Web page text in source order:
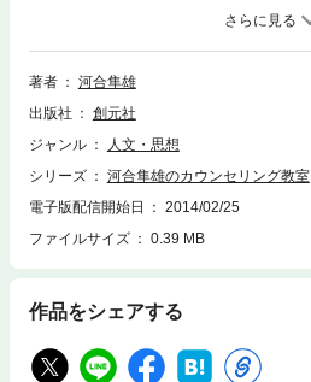
著者
河合隼雄
出版社
創元社
ジャンル
人文・思想
シリーズ
河合隼雄のカウンセリング教室
電子版配信開始日
2014/02/25
ファイルサイズ
0.39 MB
作品をシェアする